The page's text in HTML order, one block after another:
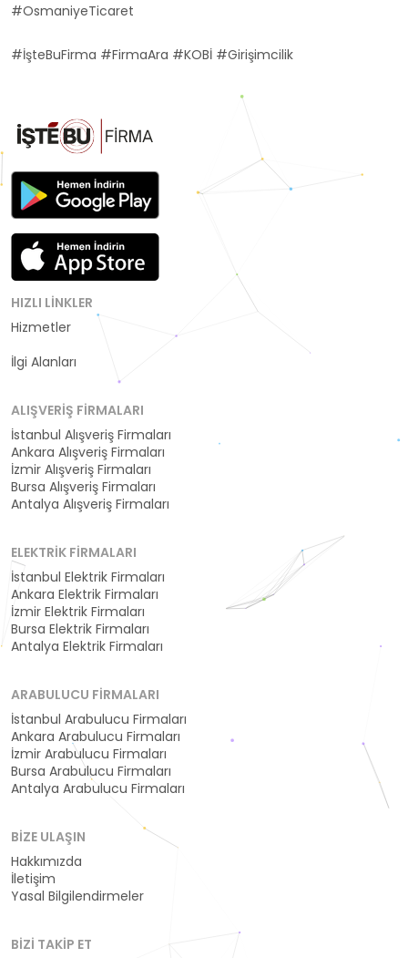
#OsmaniyeTicaret
#İşteBuFirma #FirmaAra #KOBİ #Girişimcilik
HIZLI LINKLER
Hizmetler
İlgi Alanları
ALIŞVERIŞ FIRMALARI
İstanbul Alışveriş Firmaları
Ankara Alışveriş Firmaları
İzmir Alışveriş Firmaları
Bursa Alışveriş Firmaları
Antalya Alışveriş Firmaları
ELEKTRIK FIRMALARI
İstanbul Elektrik Firmaları
Ankara Elektrik Firmaları
İzmir Elektrik Firmaları
Bursa Elektrik Firmaları
Antalya Elektrik Firmaları
ARABULUCU FIRMALARI
İstanbul Arabulucu Firmaları
Ankara Arabulucu Firmaları
İzmir Arabulucu Firmaları
Bursa Arabulucu Firmaları
Antalya Arabulucu Firmaları
BIZE ULAŞIN
Hakkımızda
İletişim
Yasal Bilgilendirmeler
BIZI TAKIP ET